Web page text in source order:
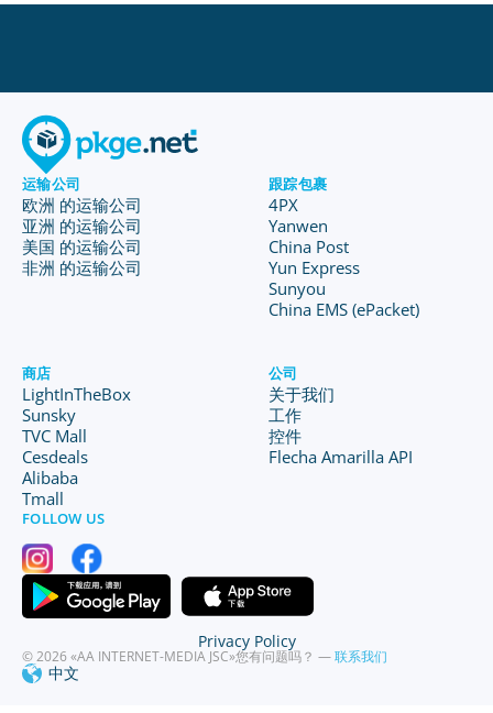
运输公司
欧洲 的运输公司
亚洲 的运输公司
美国 的运输公司
非洲 的运输公司
跟踪包裹
4PX
Yanwen
China Post
Yun Express
Sunyou
China EMS (ePacket)
商店
LightInTheBox
Sunsky
TVC Mall
Cesdeals
Alibaba
Tmall
公司
关于我们
工作
控件
Flecha Amarilla API
FOLLOW US
© 2026 «AA INTERNET-MEDIA JSC»您有问题吗？ —联系我们
中文
Privacy Policy